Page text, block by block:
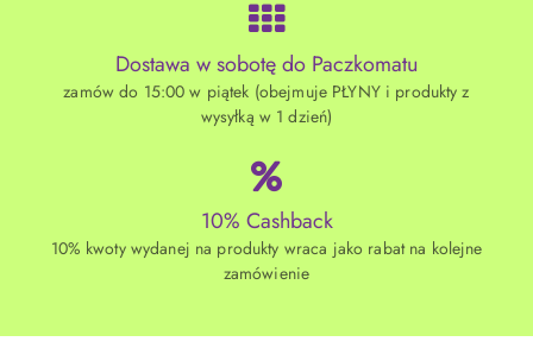
Dostawa w sobotę do Paczkomatu
zamów do 15:00 w piątek (obejmuje PŁYNY i produkty z
wysyłką w 1 dzień)
10% Cashback
10% kwoty wydanej na produkty wraca jako rabat na kolejne
zamówienie